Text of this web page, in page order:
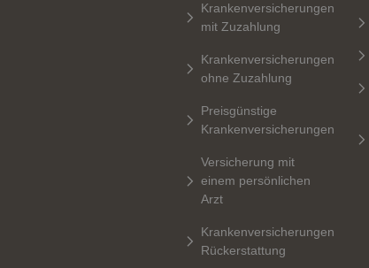
Krankenversicherungen
mit Zuzahlung
Krankenversicherungen
ohne Zuzahlung
Preisgünstige
Krankenversicherungen
Versicherung mit
einem persönlichen
Arzt
Krankenversicherungen
Rückerstattung